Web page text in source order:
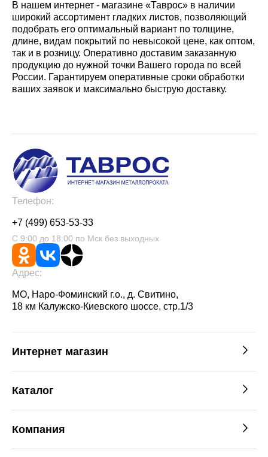
В нашем интернет - магазине «Таврос» в наличии
широкий ассортимент гладких листов, позволяющий
подобрать его оптимальный вариант по толщине,
длине, видам покрытий по невысокой цене, как оптом,
так и в розницу. Оперативно доставим заказанную
продукцию до нужной точки Вашего города по всей
России. Гарантируем оперативные сроки обработки
ваших заявок и максимально быструю доставку.
Телефон:
+7 (499) 653-53-33
С 9:00 до 18:00 по Мск без выходных
Адрес:
МО, Наро-Фоминский г.о., д. Свитино,
18 км Калужско-Киевского шоссе, стр.1/3
Интернет магазин
Каталог
Компания